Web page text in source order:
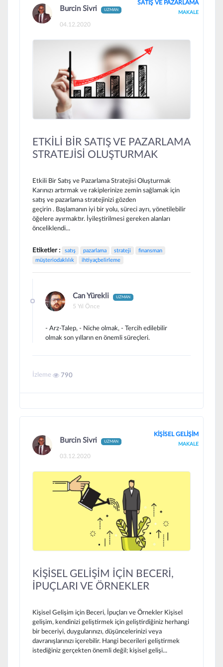
Burcin Sivri UZMAN
04.12.2020
SATIŞ VE PAZARLAMA
MAKALE
ETKİLİ BİR SATIŞ VE PAZARLAMA
STRATEJİSİ OLUŞTURMAK
Etkili Bir Satış ve Pazarlama Stratejisi Oluşturmak
Karınızı artırmak ve rakiplerinize zemin sağlamak için
satış ve pazarlama stratejinizi gözden
geçirin . Başlamanın iyi bir yolu, süreci ayrı, yönetilebilir
öğelere ayırmaktır. İyileştirilmesi gereken alanları
önceliklendi...
Etiketler : satış pazarlama strateji
finansman
müşteriodaklılık
ihtiyaçbelirleme
Can Yürekli UZMAN
5 Yıl Önce
- Arz-Talep, - Niche olmak, - Tercih edilebilir
olmak son yılların en önemli süreçleri.
İzleme 790
Burcin Sivri UZMAN
03.12.2020
KİŞİSEL GELİŞİM
MAKALE
KİŞİSEL GELİŞİM İÇİN BECERİ,
İPUÇLARI VE ÖRNEKLER
Kişisel Gelişim için Beceri, İpuçları ve Örnekler Kişisel
gelişim, kendinizi geliştirmek için geliştirdiğiniz herhangi
bir beceriyi, duygularınızı, düşüncelerinizi veya
davranışlarınızı içerebilir. Hangi becerileri geliştirmek
istediğiniz gerçekten önemli değil; kişisel gelişi...